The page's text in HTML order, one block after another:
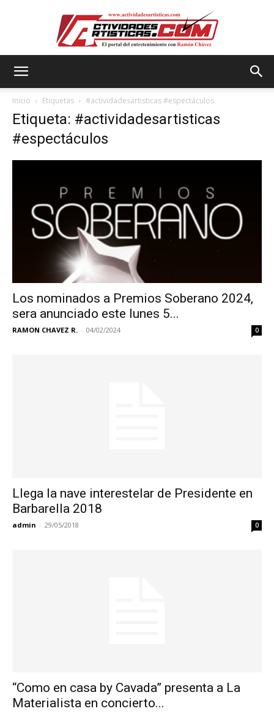
Inicio Etiquetas #actividadesartisticas #espectáculos
Etiqueta: #actividadesartisticas
#espectáculos
Los nominados a Premios Soberano 2024,
sera anunciado este lunes 5...
RAMON CHAVEZ R. - 04/02/2024 0
Llega la nave interestelar de Presidente en
Barbarella 2018
admin - 29/05/2018 0
“Como en casa by Cavada” presenta a La
Materialista en concierto...